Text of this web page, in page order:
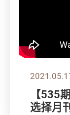
【535
选择月